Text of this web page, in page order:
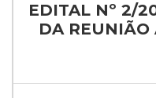
EDITAL Nº 2/
DA REUNIÃO